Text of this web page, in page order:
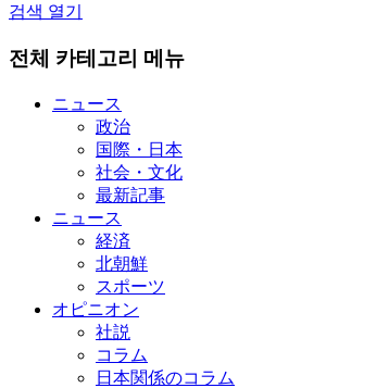
검색 열기
전체 카테고리 메뉴
ニュース
政治
国際・日本
社会・文化
最新記事
ニュース
経済
北朝鮮
スポーツ
オピニオン
社説
コラム
日本関係のコラム